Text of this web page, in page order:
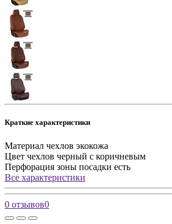
Краткие характеристики
Материал чехлов экокожа
Цвет чехлов черный с коричневым
Перфорация зоны посадки есть
Все характеристики
0 отзывов0